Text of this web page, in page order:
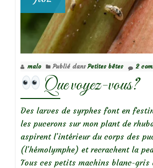
malo Publié dansPetites bêtes 2
Que voyez-vous?
Des larves de syrphes font en
les pucerons sur mon plant de
aspirent l’intérieur du corps des
(l’hémolymphe) et recrachent la
Tous ces petits machins blanc-gris